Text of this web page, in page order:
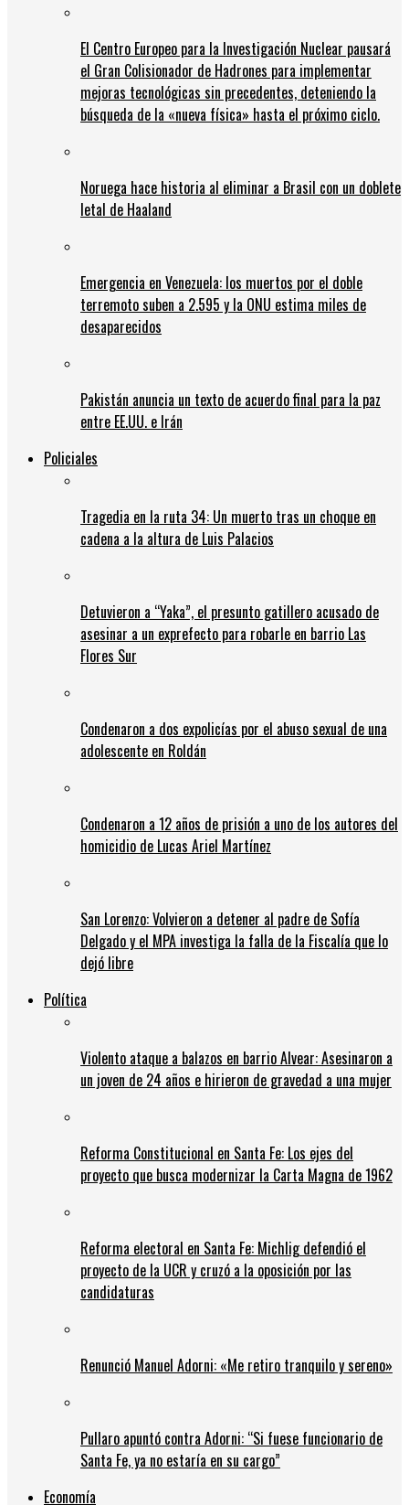
El Centro Europeo para la Investigación Nuclear pausará
el Gran Colisionador de Hadrones para implementar
mejoras tecnológicas sin precedentes, deteniendo la
búsqueda de la «nueva física» hasta el próximo ciclo.
Noruega hace historia al eliminar a Brasil con un doblete
letal de Haaland
Emergencia en Venezuela: los muertos por el doble
terremoto suben a 2.595 y la ONU estima miles de
desaparecidos
Pakistán anuncia un texto de acuerdo final para la paz
entre EE.UU. e Irán
Policiales
Tragedia en la ruta 34: Un muerto tras un choque en
cadena a la altura de Luis Palacios
Detuvieron a “Yaka”, el presunto gatillero acusado de
asesinar a un exprefecto para robarle en barrio Las
Flores Sur
Condenaron a dos expolicías por el abuso sexual de una
adolescente en Roldán
Condenaron a 12 años de prisión a uno de los autores del
homicidio de Lucas Ariel Martínez
San Lorenzo: Volvieron a detener al padre de Sofía
Delgado y el MPA investiga la falla de la Fiscalía que lo
dejó libre
Política
Violento ataque a balazos en barrio Alvear: Asesinaron a
un joven de 24 años e hirieron de gravedad a una mujer
Reforma Constitucional en Santa Fe: Los ejes del
proyecto que busca modernizar la Carta Magna de 1962
Reforma electoral en Santa Fe: Michlig defendió el
proyecto de la UCR y cruzó a la oposición por las
candidaturas
Renunció Manuel Adorni: «Me retiro tranquilo y sereno»
Pullaro apuntó contra Adorni: “Si fuese funcionario de
Santa Fe, ya no estaría en su cargo”
Economía